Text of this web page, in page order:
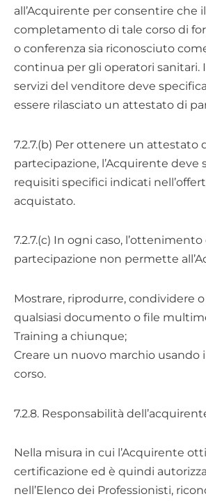
all’Acquirente per consentire che il
completamento di tale corso di
o conferenza sia riconosciuto
continua per gli operatori sanitari.
servizi del venditore deve
essere rilasciato un attestato di
7.2.7.(b) Per ottenere un attestato
partecipazione, l’Acquirente deve
requisiti specifici indicati
acquistato.
7.2.7.(c) In ogni caso,
partecipazione non permette
Mostrare, riprodurre, condividere
qualsiasi documento o file
Training a chiunque;
Creare un nuovo marchio usando
corso.
7.2.8. Responsabilità
Nella misura in cui l’Acquirente
certificazione ed è quindi
nell’Elenco dei Professionisti,